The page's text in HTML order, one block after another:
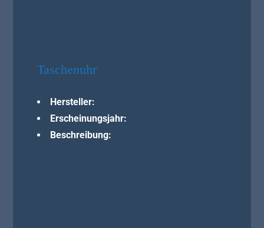
Taschenuhr
Hersteller:
Erscheinungsjahr:
Beschreibung: